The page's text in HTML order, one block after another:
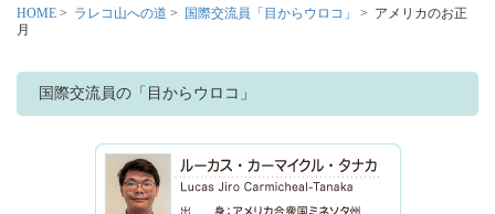
HOME > ラレコ山への道 > 国際交流員「目からウロコ」
> アメリカのお正
月
国際交流員の「目からウロコ」